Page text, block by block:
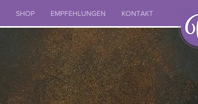
SHOP EMPFEHLUNGEN KONTAKT